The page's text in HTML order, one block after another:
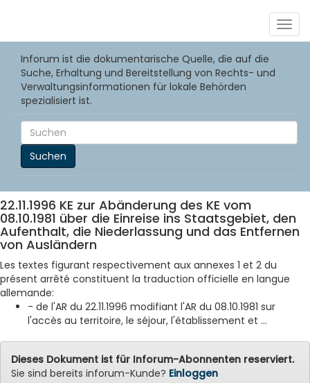
Inforum ist die dokumentarische Quelle, die auf die
Suche, Erhaltung und Bereitstellung von Rechts- und
Verwaltungsinformationen für lokale Behörden
spezialisiert ist.
Suchen
22.11.1996 KE zur Abänderung des KE vom
08.10.1981 über die Einreise ins Staatsgebiet, den
Aufenthalt, die Niederlassung und das Entfernen
von Ausländern
Les textes figurant respectivement aux annexes 1 et 2 du
présent arrêté constituent la traduction officielle en langue
allemande:
- de l'AR du 22.11.1996 modifiant l'AR du 08.10.1981 sur
l'accès au territoire, le séjour, l'établissement et ...
Dieses Dokument ist für Inforum-Abonnenten reserviert.
Sie sind bereits inforum-Kunde? Einloggen